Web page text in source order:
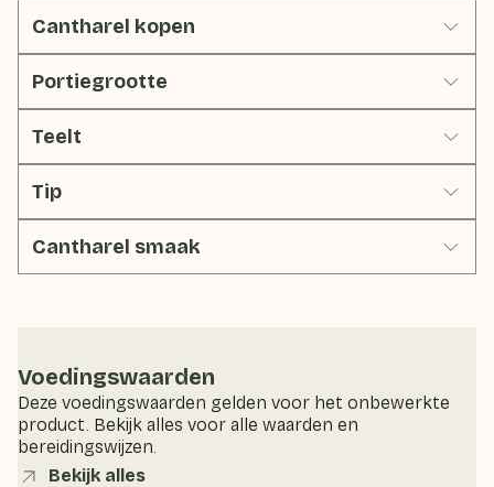
Cantharel kopen
Portiegrootte
Teelt
Tip
Cantharel smaak
Voedingswaarden
Deze voedingswaarden gelden voor het onbewerkte
product. Bekijk alles voor alle waarden en
bereidingswijzen.
Bekijk alles